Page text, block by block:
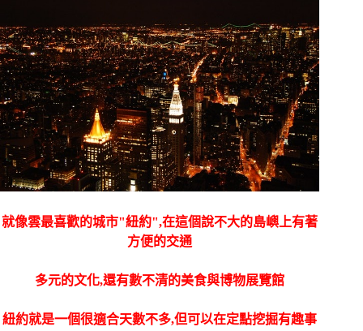
就像雲最喜歡的城市"紐約",在這個說不大的島嶼上有著
方便的交通
多元的文化,還有數不清的美食與博物展覽館
紐約就是一個很適合天數不多,但可以在定點挖掘有趣事